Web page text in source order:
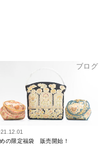
ブログ
の限定福袋 販売開始！